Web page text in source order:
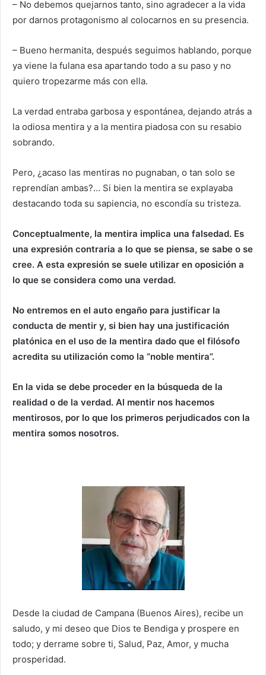
– No debemos quejarnos tanto, sino agradecer a la vida
por darnos protagonismo al colocarnos en su presencia.
– Bueno hermanita, después seguimos hablando, porque
ya viene la fulana esa apartando todo a su paso y no
quiero tropezarme más con ella.
La verdad entraba garbosa y espontánea, dejando atrás a
la odiosa mentira y a la mentira piadosa con su resabio
sobrando.
Pero, ¿acaso las mentiras no pugnaban, o tan solo se
reprendían ambas?… Si bien la mentira se explayaba
destacando toda su sapiencia, no escondía su tristeza.
Conceptualmente, la mentira implica una falsedad. Es
una expresión contraria a lo que se piensa, se sabe o se
cree. A esta expresión se suele utilizar en oposición a
lo que se considera como una verdad.
No entremos en el auto engaño para justificar la
conducta de mentir y, si bien hay una justificación
platónica en el uso de la mentira dado que el filósofo
acredita su utilización como la “noble mentira”.
En la vida se debe proceder en la búsqueda de la
realidad o de la verdad. Al mentir nos hacemos
mentirosos, por lo que los primeros perjudicados con la
mentira somos nosotros.
Desde la ciudad de Campana (Buenos Aires), recibe un
saludo, y mi deseo que Dios te Bendiga y prospere en
todo; y derrame sobre ti, Salud, Paz, Amor, y mucha
prosperidad.